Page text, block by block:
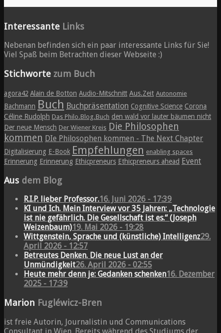
Interessante Links
Nebenan befinden sich ein paar interessante Links für Sie!
Viel Spaß beim Betrachten dieser Webseite :)
Stichworte zum Buch
agora42 Alain de Botton Audio-Mitschnitt Aus.Zeit Autonomie
Bachmann Buch Buchpräsentation Cognitive Science Corona
Céline Rudolph Das Philo.Blog.Buch den wald vor lauter bäumen nicht
Der neue Mensch Der Wiener Kreis Die Philosophen
kommen DIe Philosophen kommen - The Next Chapter
Digitalisierung E-Book Empfehlungen enabling spaces
Erinnerung Erinnerung Ethicpreneurs Ethicpreneurs ahead Event
Aus dem Blog
R.I.P. lieber Professor.16. Juni 2026 - 17:39
KI und Ich. Mein Interview vor 35 Jahren: „Technologie
ist nie gefährlich. Die Gesellschaft ist es.“ (Joseph
Weizenbaum)19. Mai 2026 - 19:28
Wittgenstein, Sprache und (künstliche) Intelligenz29.
April 2026 - 12:57
Betreutes Denken. Die neue Lust an der
Unmündigkeit26. April 2026 - 02:55
Heute mehr denn je: Gedanken schenken16. Dezember
2025 - 17:39
Marion Fugléwicz-Bren
ist freie Autorin, Journalistin und Communications